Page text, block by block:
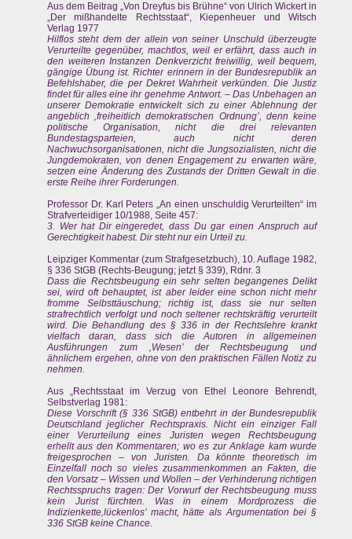
Aus dem Beitrag „Von Dreyfus bis Brühne“ von Ulrich Wickert in
„Der mißhandelte Rechtsstaat“, Kiepenheuer und Witsch
Verlag 1977
Hilflos steht dem der allein von seiner Unschuld überzeugte
Verurteilte gegenüber, machtlos, weil er erfährt, dass auch in
den weiteren Instanzen Denkverzicht freiwillig, weil bequem,
gängige Übung ist. Richter erinnern in der Bundesrepublik an
Befehlshaber, die per Dekret Wahrheit verkünden. Die Justiz
findet für alles eine ihr genehme Antwort. – Das Unbehagen an
unserer Demokratie entwickelt sich zu einer Ablehnung der
angeblich ‚freiheitlich demokratischen Ordnung’, denn keine
politische Organisation, nicht die drei relevanten
Bundestagsparteien, auch nicht deren
Nachwuchsorganisationen, nicht die Jungsozialisten, nicht die
Jungdemokraten, von denen Engagement zu erwarten wäre,
setzen eine Änderung des Zustands der Dritten Gewalt in die
erste Reihe ihrer Forderungen.
Professor Dr. Karl Peters „An einen unschuldig Verurteilten“ im
Strafverteidiger 10/1988, Seite 457:
3. Wer hat Dir eingeredet, dass Du gar einen Anspruch auf
Gerechtigkeit habest. Dir steht nur ein Urteil zu.
Leipziger Kommentar (zum Strafgesetzbuch), 10. Auflage 1982,
§ 336 StGB (Rechts-Beugung; jetzt § 339), Rdnr. 3
Dass die Rechtsbeugung ein sehr selten begangenes Delikt
sei, wird oft behauptet, ist aber leider eine schon nicht mehr
fromme Selbsttäuschung; richtig ist, dass sie nur selten
strafrechtlich verfolgt und noch seltener rechtskräftig verurteilt
wird. Die Behandlung des § 336 in der Rechtslehre krankt
vielfach daran, dass sich die Autoren in allgemeinen
Ausführungen zum ‚Wesen’ der Rechtsbeugung und
ähnlichem ergehen, ohne von den praktischen Fällen Notiz zu
nehmen.
Aus „Rechtsstaat im Verzug von Ethel Leonore Behrendt,
Selbstverlag 1981:
Diese Vorschrift (§ 336 StGB) entbehrt in der Bundesrepublik
Deutschland jeglicher Rechtspraxis. Nicht ein einziger Fall
einer Verurteilung eines Juristen wegen Rechtsbeugung
erhellt aus den Kommentaren; wo es zur Anklage kam wurde
freigesprochen – von Juristen. Da könnte theoretisch im
Einzelfall noch so vieles zusammenkommen an Fakten, die
den Vorsatz – Wissen und Wollen – der Verhinderung richtigen
Rechtsspruchs tragen: Der Vorwurf der Rechtsbeugung muss
kein Jurist fürchten. Was in einem Mordprozess die
Indizienkette‚lückenlos’ macht, hätte als Argumentation bei §
336 StGB keine Chance.